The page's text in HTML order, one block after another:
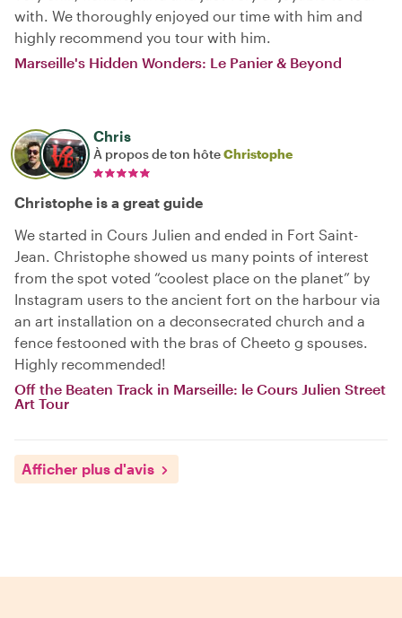
with. We thoroughly enjoyed our time with him and
highly recommend you tour with him.
Marseille's Hidden Wonders: Le Panier & Beyond
Chris
À propos de ton hôteChristophe
Christophe is a great guide
We started in Cours Julien and ended in Fort Saint-
Jean. Christophe showed us many points of interest
from the spot voted “coolest place on the planet” by
Instagram users to the ancient fort on the harbour via
an art installation on a deconsecrated church and a
fence festooned with the bras of Cheeto g spouses.
Highly recommended!
Off the Beaten Track in Marseille: le Cours Julien Street
Art Tour
Afficher plus d'avis